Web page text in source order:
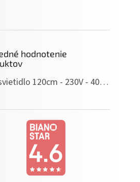
hodnotenie
LED svietidlo 120cm - 230V - 40W - IP20 - neutrálna biela
produktu je 5 z 5 hviezdičiek.